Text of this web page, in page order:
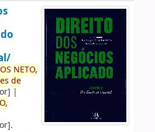
NETO,
de
|
.